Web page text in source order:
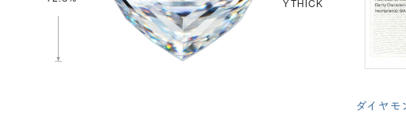
YTHICK
ダイヤモ